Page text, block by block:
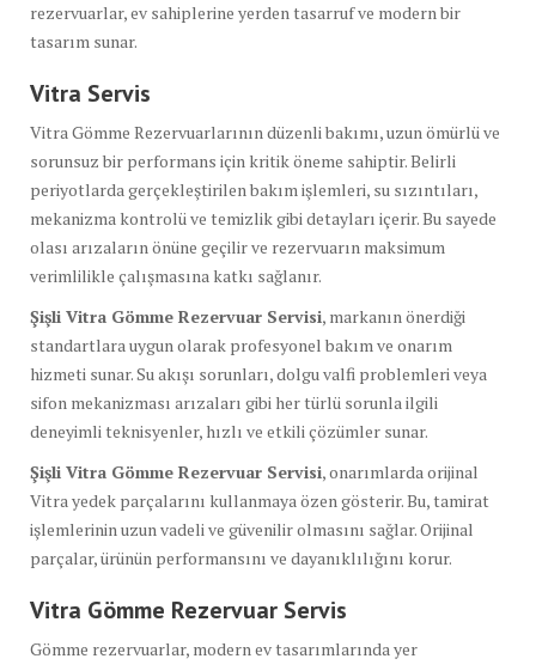
rezervuarlar, ev sahiplerine yerden tasarruf ve modern bir
tasarım sunar.
Vitra Servis
Vitra Gömme Rezervuarlarının düzenli bakımı, uzun ömürlü ve
sorunsuz bir performans için kritik öneme sahiptir. Belirli
periyotlarda gerçekleştirilen bakım işlemleri, su sızıntıları,
mekanizma kontrolü ve temizlik gibi detayları içerir. Bu sayede
olası arızaların önüne geçilir ve rezervuarın maksimum
verimlilikle çalışmasına katkı sağlanır.
Şişli Vitra Gömme Rezervuar Servisi, markanın önerdiği
standartlara uygun olarak profesyonel bakım ve onarım
hizmeti sunar. Su akışı sorunları, dolgu valfi problemleri veya
sifon mekanizması arızaları gibi her türlü sorunla ilgili
deneyimli teknisyenler, hızlı ve etkili çözümler sunar.
Şişli Vitra Gömme Rezervuar Servisi, onarımlarda orijinal
Vitra yedek parçalarını kullanmaya özen gösterir. Bu, tamirat
işlemlerinin uzun vadeli ve güvenilir olmasını sağlar. Orijinal
parçalar, ürünün performansını ve dayanıklılığını korur.
Vitra Gömme Rezervuar Servis
Gömme rezervuarlar, modern ev tasarımlarında yer